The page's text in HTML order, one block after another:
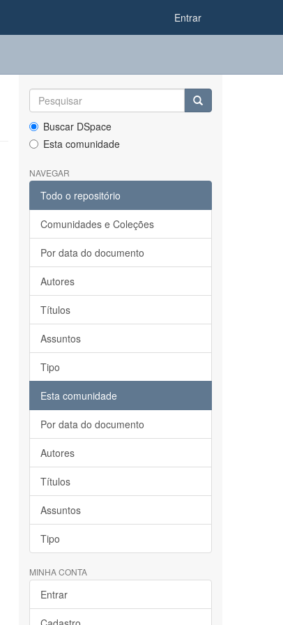
Entrar
Buscar DSpace
Esta comunidade
NAVEGAR
Todo o repositório
Comunidades e Coleções
Por data do documento
Autores
Títulos
Assuntos
Tipo
Esta comunidade
Por data do documento
Autores
Títulos
Assuntos
Tipo
MINHA CONTA
Entrar